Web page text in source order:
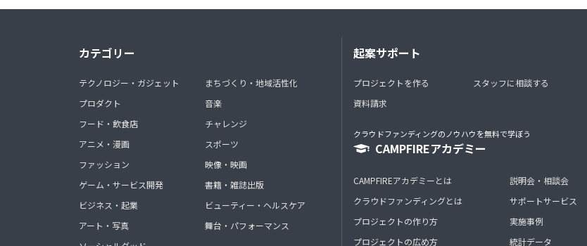
カテゴリー
テクノロジー・ガジェット
プロダクト
フード・飲食店
アニメ・漫画
ファッション
ゲーム・サービス開発
ビジネス・起業
アート・写真
まちづくり・地域活性化
音楽
チャレンジ
スポーツ
映像・映画
書籍・雑誌出版
ビューティー・ヘルスケア
舞台・パフォーマンス
起案サポート
プロジェクトを作る
資料請求
スタッフに相談する
クラウドファンディングのノウハウを無料で学ぼう
CAMPFIREアカデミー
CAMPFIREアカデミーとは
クラウドファンディングとは
プロジェクトの作り方
プロジェクトの広め方
説明会・相談会
サポートサービス
実施事例
統計データ